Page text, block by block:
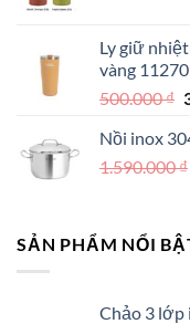
Ly giữ
vàng
500.000₫
Nồi inox
1.590.000₫
SẢN PHẨM NỔI
Chảo 3 lớp